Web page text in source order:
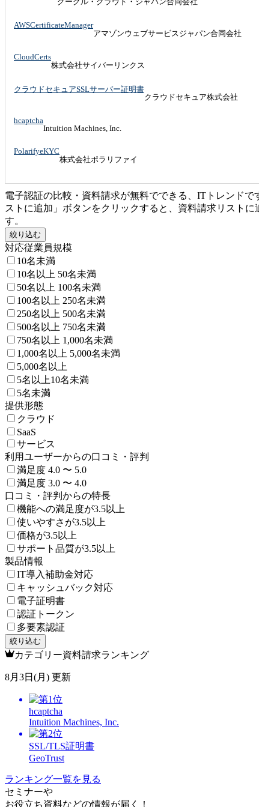
AWSCertificateManager
アマゾンウェブサービスジャパン合同会社
CloudCerts
株式会社サイバーリンクス
クラウドセキュアSSLサーバー証明書
クラウドセキュア株式会社
hcaptcha
Intuition Machines, Inc.
PolarifyeKYC
株式会社ポラリファイ
電子認証の比較・資料請求が無料でできる、ITトレンド
ストに追加」ボタンをクリックすると、資料請求リスト
す。
絞り込む
対応従業員規模
10名未満
10名以上 50名未満
50名以上 100名未満
100名以上 250名未満
250名以上 500名未満
500名以上 750名未満
750名以上 1,000名未満
1,000名以上 5,000名未満
5,000名以上
5名以上10名未満
5名未満
提供形態
クラウド
SaaS
サービス
利用ユーザーからの口コミ・評判
満足度 4.0 〜 5.0
満足度 3.0 〜 4.0
口コミ・評判からの特長
機能への満足度が3.5以上
使いやすさが3.5以上
価格が3.5以上
サポート品質が3.5以上
製品情報
IT導入補助金対応
キャッシュバック対応
電子証明書
認証トークン
多要素認証
絞り込む
カテゴリー資料請求ランキング
8月3日(月) 更新
hcaptcha
Intuition Machines, Inc.
SSL/TLS証明書
GeoTrust
ランキング一覧を見る
セミナーや
お役立ち資料などの情報が届く！